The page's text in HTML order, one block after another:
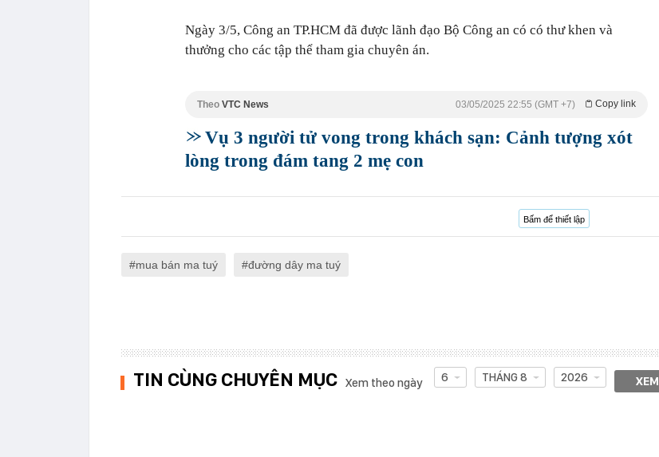
Ngày 3/5, Công an TP.HCM đã được lãnh đạo Bộ Công an có có thư khen và
thưởng cho các tập thể tham gia chuyên án.
Theo VTC News Copy link
03/05/2025 22:55 (GMT +7)
Vụ 3 người tử vong trong khách sạn: Cảnh tượng xót
lòng trong đám tang 2 mẹ con
Bấm để thiết lập
mua bán ma tuý đường dây ma tuý
TIN CÙNG CHUYÊN MỤC Xem theo ngày 6 THÁNG 8 2026 XEM